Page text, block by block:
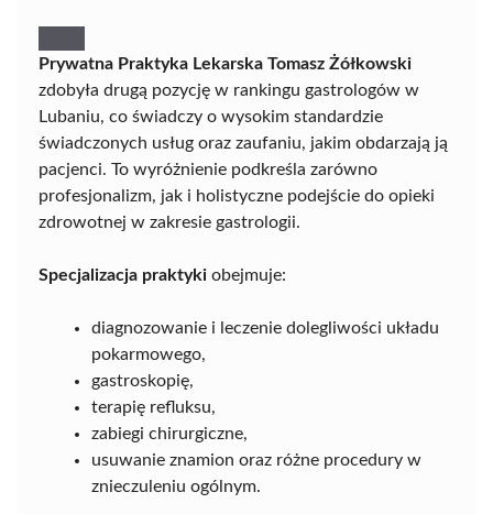
Prywatna Praktyka Lekarska Tomasz Żółkowski
zdobyła drugą pozycję w rankingu gastrologów w
Lubaniu, co świadczy o wysokim standardzie
świadczonych usług oraz zaufaniu, jakim obdarzają ją
pacjenci. To wyróżnienie podkreśla zarówno
profesjonalizm, jak i holistyczne podejście do opieki
zdrowotnej w zakresie gastrologii.
Specjalizacja praktyki obejmuje:
diagnozowanie i leczenie dolegliwości układu
pokarmowego,
gastroskopię,
terapię refluksu,
zabiegi chirurgiczne,
usuwanie znamion oraz różne procedury w
znieczuleniu ogólnym.